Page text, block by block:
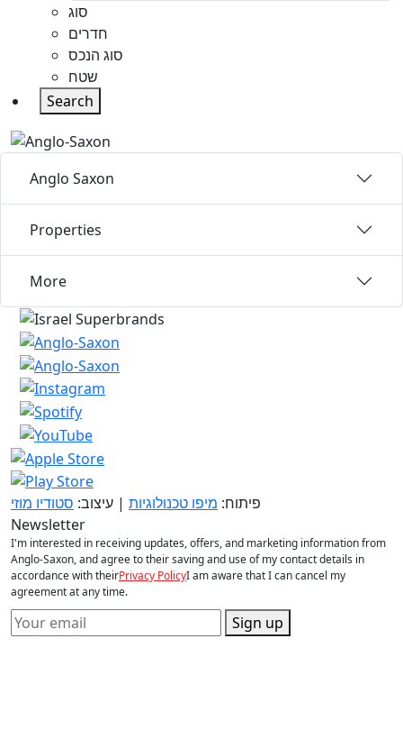
סוג
חדרים
סוג הנכס
שטח
Search
Anglo Saxon
Properties
More
פיתוח: מיפו טכנולוגיות | עיצוב: סטודיו מוזי
Newsletter
I'm interested in receiving updates, offers, and marketing information from
Anglo-Saxon, and agree to their saving and use of my contact details in
accordance with theirPrivacy PolicyI am aware that I can cancel my
agreement at any time.
Sign up